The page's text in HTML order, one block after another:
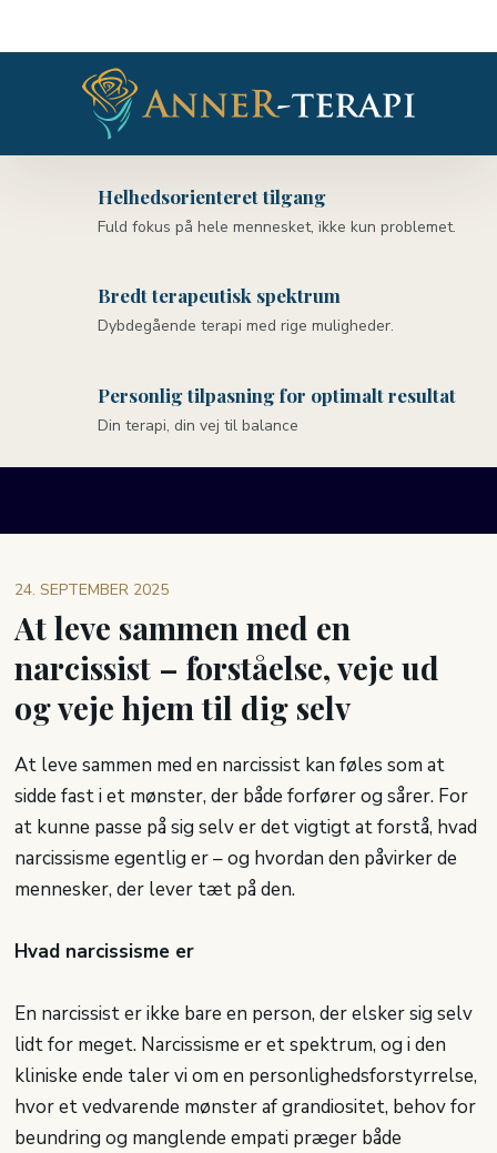
Helhedsorienteret tilgang
Fuld fokus på hele mennesket, ikke kun problemet.
Bredt terapeutisk spektrum
Dybdegående terapi med rige muligheder.
Personlig tilpasning for optimalt resultat
Din terapi, din vej til balance
24. SEPTEMBER 2025
At leve sammen med en
narcissist – forståelse, veje ud
og veje hjem til dig selv
At leve sammen med en narcissist kan føles som at
sidde fast i et mønster, der både forfører og sårer. For
at kunne passe på sig selv er det vigtigt at forstå, hvad
narcissisme egentlig er – og hvordan den påvirker de
mennesker, der lever tæt på den.
Hvad narcissisme er
En narcissist er ikke bare en person, der elsker sig selv
lidt for meget. Narcissisme er et spektrum, og i den
kliniske ende taler vi om en personlighedsforstyrrelse,
hvor et vedvarende mønster af grandiositet, behov for
beundring og manglende empati præger både